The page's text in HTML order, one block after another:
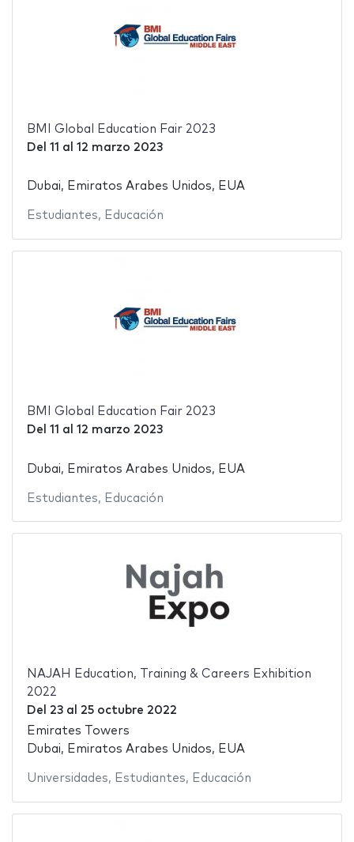
BMI Global Education Fair 2023
Del 11 al 12 marzo 2023
Dubai, Emiratos Arabes Unidos, EUA
Estudiantes, Educación
BMI Global Education Fair 2023
Del 11 al 12 marzo 2023
Dubai, Emiratos Arabes Unidos, EUA
Estudiantes, Educación
NAJAH Education, Training & Careers Exhibition
2022
Del 23al 25 octubre 2022
Emirates Towers
Dubai, Emiratos Arabes Unidos, EUA
Universidades, Estudiantes, Educación